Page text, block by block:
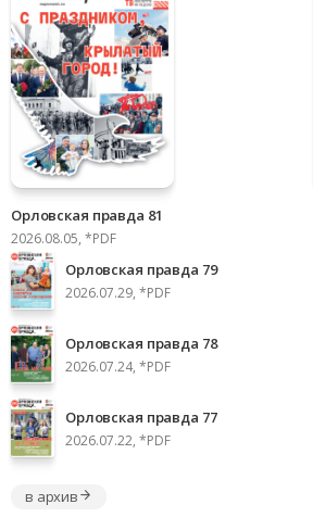
Орловская правда 81
2026.08.05, *PDF
Орловская правда 79
2026.07.29, *PDF
Орловская правда 78
2026.07.24, *PDF
Орловская правда 77
2026.07.22, *PDF
в архив